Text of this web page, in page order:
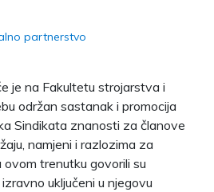
partnerstvo
je na Fakultetu strojarstva i
održan sastanak i promocija
Sindikata znanosti za članove
namjeni i razlozima za
trenutku govorili su
uključeni u njegovu